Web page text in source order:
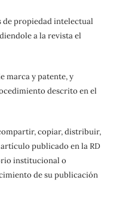
de propiedad intelectual
a la revista el
marca y patente, y
descrito en el
copiar, distribuir,
publicado en la RD
institucional o
de su publicación